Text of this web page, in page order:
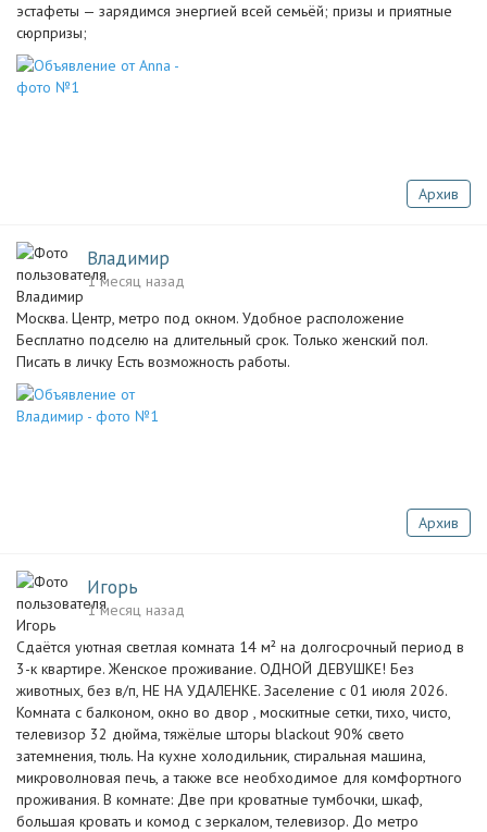
эстафеты — зарядимся энергией всей семьёй; призы и приятные
сюрпризы;
Архив
Владимир
1 месяц назад
Москва. Центр, метро под окном. Удобное расположение
Бесплатно подселю на длительный срок. Только женский пол.
Писать в личку Есть возможность работы.
Архив
Игорь
1 месяц назад
Сдаётся уютная светлая комната 14 м² на долгосрочный период в
3-к квартире. Женское проживание. ОДНОЙ ДЕВУШКЕ! Без
животных, без в/п, НЕ НА УДАЛЕНКЕ. Заселение с 01 июля 2026.
Комната с балконом, окно во двор , москитные сетки, тихо, чисто,
телевизор 32 дюйма, тяжёлые шторы blackout 90% свето
затемнения, тюль. На кухне холодильник, стиральная машина,
микроволновая печь, а также все необходимое для комфортного
проживания. В комнате: Две при кроватные тумбочки, шкаф,
большая кровать и комод с зеркалом, телевизор. До метро